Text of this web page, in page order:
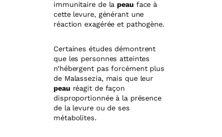
immunitaire de lapeau face à
cette levure, générant une
réaction exagérée et pathogène.
Certaines études démontrent
que les personnes atteintes
n’hébergent pas forcément plus
de Malassezia, mais que leur
peau réagit de façon
disproportionnée à la présence
de la levure ou de ses
métabolites.